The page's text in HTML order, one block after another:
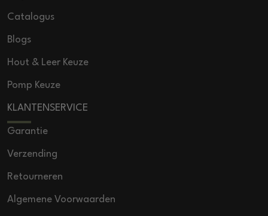
Catalogus
Blogs
Hout & Leer Keuze
Pomp Keuze
KLANTENSERVICE
Garantie
Verzending
Retourneren
Algemene Voorwaarden